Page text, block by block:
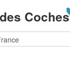
Coches